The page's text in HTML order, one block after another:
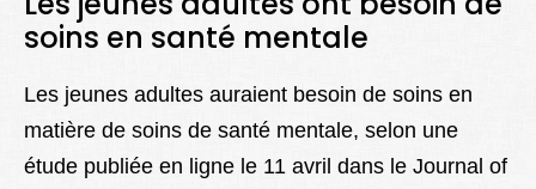
soins en santé mentale
Les jeunes adultes auraient besoin de soins en
matière de soins de santé mentale, selon une
étude publiée en ligne le 11 avril dans le Journal of